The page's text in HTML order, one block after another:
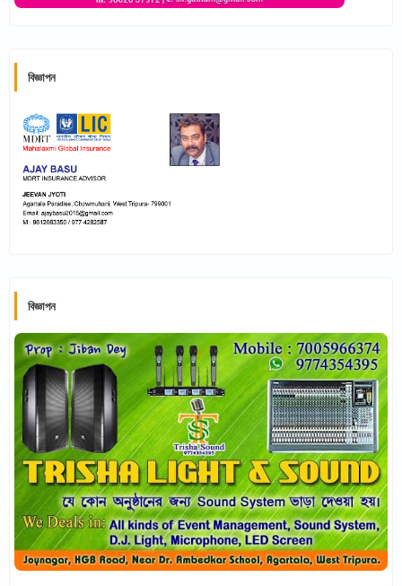
বিজ্ঞাপন
বিজ্ঞাপন